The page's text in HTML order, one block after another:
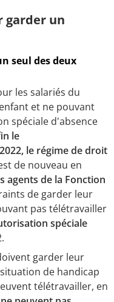
garder un
seul des deux
les salariés du
et ne pouvant
spéciale d'absence
le
le régime de droit
de nouveau en
agents de la Fonction
de garder leur
pas télétravailler
spéciale
garder leur
de handicap
télétravailler, en